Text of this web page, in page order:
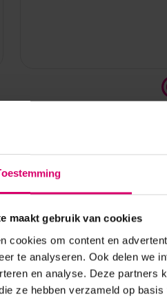
maakt gebruik van cookies
cookies om content en
te analyseren. Ook delen we
en analyse. Deze partners
ze hebben verzameld op